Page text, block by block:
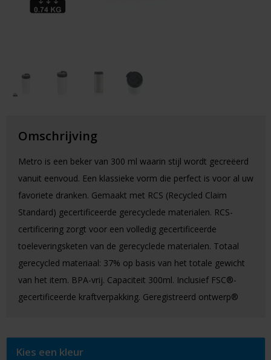
Cadeaubonnen
Omschrijving
Metro is een beker van 300 ml waarin stijl wordt gecreëerd
vanuit eenvoud. Een klassieke vorm die perfect is voor al uw
favoriete dranken. Gemaakt met RCS (Recycled Claim
Standard) gecertificeerde gerecyclede materialen. RCS-
certificering zorgt voor een volledig gecertificeerde
toeleveringsketen van de gerecyclede materialen. Totaal
gerecycled materiaal: 37% op basis van het totale gewicht
van het item. BPA-vrij. Capaciteit 300ml. Inclusief FSC®-
gecertificeerde kraftverpakking. Geregistreerd ontwerp®
Kies een kleur